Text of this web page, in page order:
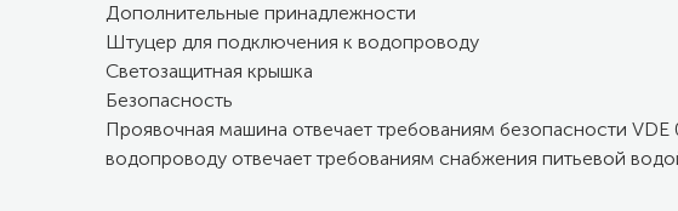
Дополнительные принадлежности
Штуцер для подключения к водопроводу
Светозащитная крышка
Безопасность
Проявочная машина отвечает требованиям безопасности
водопроводу отвечает требованиям снабжения питьевой